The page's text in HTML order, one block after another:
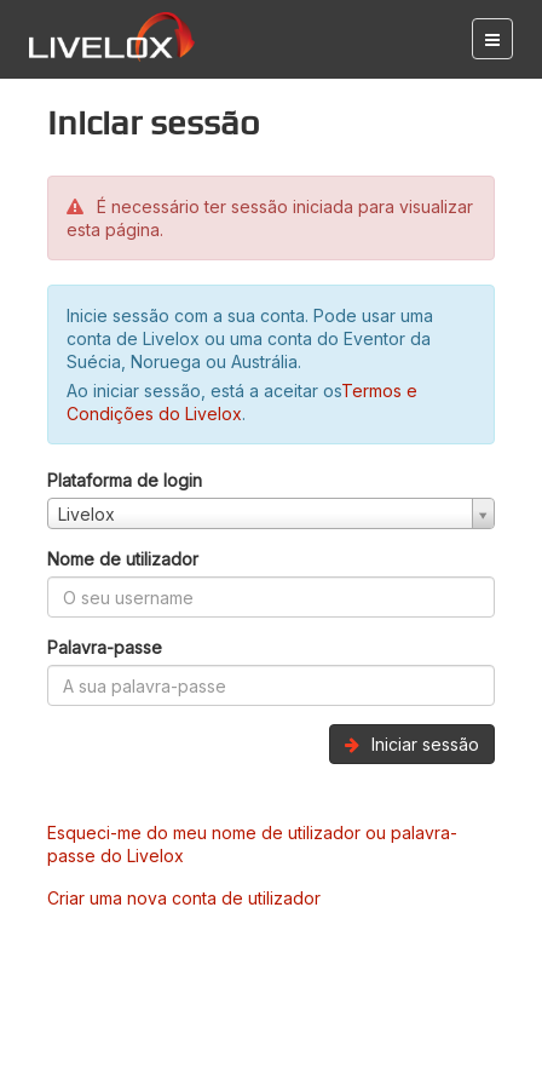
Iniciar sessão
É necessário ter sessão iniciada para visualizar
esta página.
Inicie sessão com a sua conta. Pode usar uma
conta de Livelox ou uma conta do Eventor da
Suécia, Noruega ou Austrália.
Ao iniciar sessão, está a aceitar osTermos e
Condições do Livelox.
Plataforma de login
Livelox
Nome de utilizador
Palavra-passe
Iniciar sessão
Esqueci-me do meu nome de utilizador ou palavra-
passe do Livelox
Criar uma nova conta de utilizador